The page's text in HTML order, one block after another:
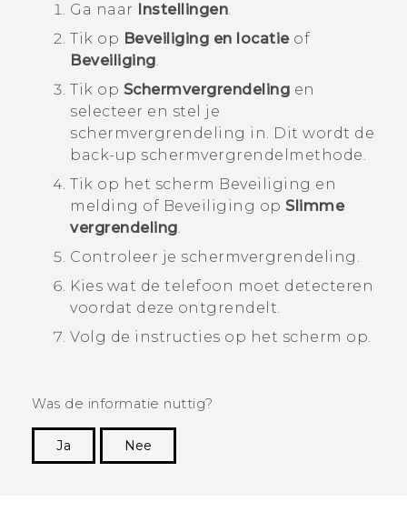
Ga naar
Instellingen.
Tik op Beveiliging en locatieof
Beveiliging.
Tik op Schermvergrendeling en
selecteer en stel je
schermvergrendeling in. Dit wordt de
back-up schermvergrendelmethode.
Tik op het scherm Beveiliging en
melding of Beveiliging op Slimme
vergrendeling.
Controleer je schermvergrendeling.
Kies wat de telefoon moet detecteren
voordat deze ontgrendelt.
Volg de instructies op het scherm op.
Was de informatie nuttig?
Ja
Nee